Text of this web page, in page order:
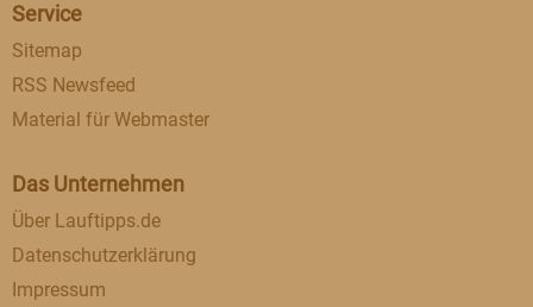
Service
Sitemap
RSS Newsfeed
Material für Webmaster
Das Unternehmen
Über Lauftipps.de
Datenschutzerklärung
Impressum